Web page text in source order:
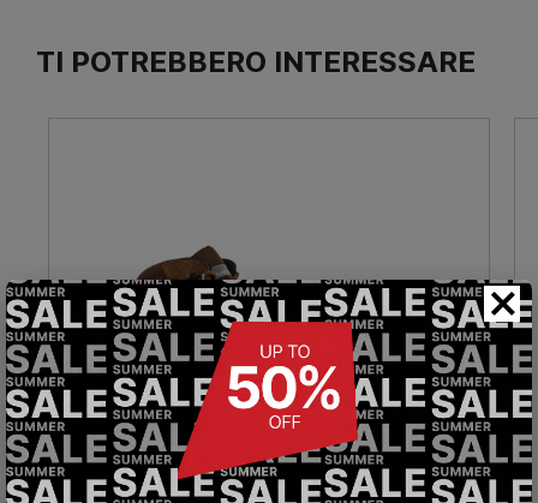
TI POTREBBERO INTERESSARE
×